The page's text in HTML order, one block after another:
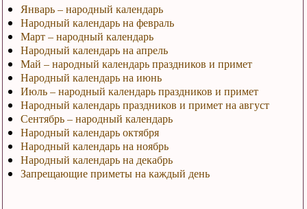
Январь – народный календарь
Народный календарь на февраль
Март – народный календарь
Народный календарь на апрель
Май – народный календарь праздников и примет
Народный календарь на июнь
Июль – народный календарь праздников и примет
Народный календарь праздников и примет на август
Сентябрь – народный календарь
Народный календарь октября
Народный календарь на ноябрь
Народный календарь на декабрь
Запрещающие приметы на каждый день